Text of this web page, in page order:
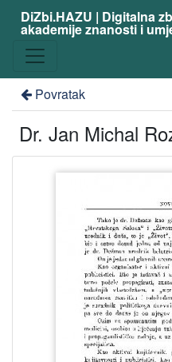
DiZbi.HAZU | Digitalna
akademije znanosti i
Povratak
Dr. Jan Michal